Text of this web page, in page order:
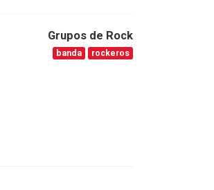
Grupos de Rock
banda rockeros